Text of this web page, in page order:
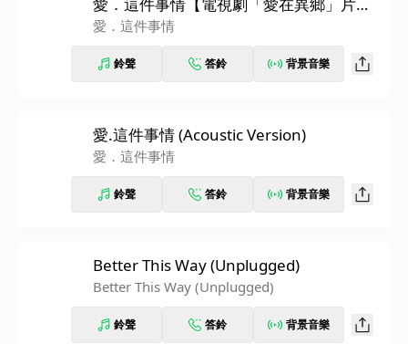
曲】
愛．這件事情
鈴聲 答鈴 背景音樂
愛.這件事情 (Acoustic Version)
愛．這件事情
鈴聲 答鈴 背景音樂
Better This Way (Unplugged)
Better This Way (Unplugged)
鈴聲 答鈴 背景音樂